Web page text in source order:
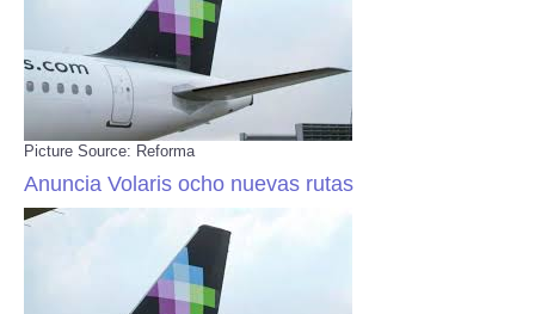
Picture Source: Reforma
Anuncia Volaris ocho nuevas rutas